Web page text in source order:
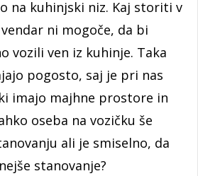
na kuhinjski niz. Kaj storiti v
ni mogoče, da bi
vozili ven iz kuhinje. Taka
pogosto, saj je pri nas
imajo majhne prostore in
oseba na vozičku še
ali je smiselno, da
stanovanje?